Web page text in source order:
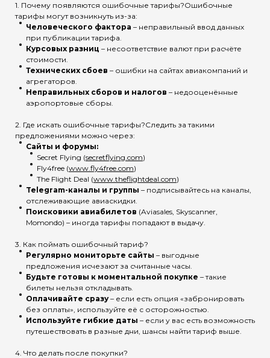
1. Почему появляются ошибочные тарифы?Ошибочные
тарифы могут возникнуть из-за:
Человеческого фактора – неправильный ввод данных
при публикации тарифа.
Курсовых разниц – несоответствие валют при расчёте
стоимости.
Технических сбоев – ошибки на сайтах авиакомпаний и
агрегаторов.
Неправильных сборов и налогов – недооценённые
аэропортовые сборы.
2. Где искать ошибочные тарифы?Следить за такими
предложениями можно через:
Сайты и форумы:
Secret Flying (secretflying.com)
Fly4free (www.fly4free.com)
The Flight Deal (www.theflightdeal.com)
Telegram-каналы и группы – подписывайтесь на каналы,
отслеживающие авиаскидки.
Поисковики авиабилетов (Aviasales, Skyscanner,
Momondo) – иногда тарифы попадают в выдачу.
3. Как поймать ошибочный тариф?
Регулярно мониторьте сайты – выгодные
предложения исчезают за считанные часы.
Будьте готовы к моментальной покупке – такие
билеты нельзя откладывать.
Оплачивайте сразу– если есть опция «забронировать
без оплаты», используйте её с осторожностью.
Используйте гибкие даты – если у вас есть возможность
путешествовать в разные дни, шансы найти тариф выше.
4. Что делать после покупки?